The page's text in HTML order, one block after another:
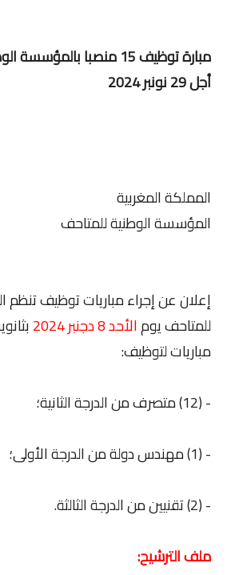
مبارة توظيف 15 منصبا
أجل 29 نونبر 2024
المملكة المغربية
المؤسسة الوطنية للمتاحف
إعلان عن إجراء مباريات توظيف
للمتاحف يومالأحد 8 دجنبر 2024
مباريات لتوظيف:
- (12) متصرف من الدرجة الثانية؛
- (1) مهندس دولة من الدرجة الأولى؛
- (2) تقنيين من الدرجة الثالثة.
ملف الترشيح: